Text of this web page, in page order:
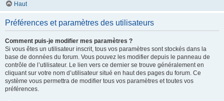
Haut
Préférences et paramètres des utilisateurs
Comment puis-je modifier mes paramètres ?
Si vous êtes un utilisateur inscrit, tous vos paramètres sont stockés dans la
base de données du forum. Vous pouvez les modifier depuis le panneau de
contrôle de l’utilisateur. Le lien vers ce dernier se trouve généralement en
cliquant sur votre nom d’utilisateur situé en haut des pages du forum. Ce
système vous permettra de modifier tous vos paramètres et toutes vos
préférences.